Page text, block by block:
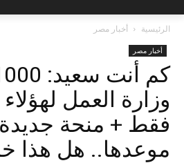
الرئيسية أخبار مصر
أخبار مصر
وزارة العمل
فقط + منحة
موعدها.. هل هذا